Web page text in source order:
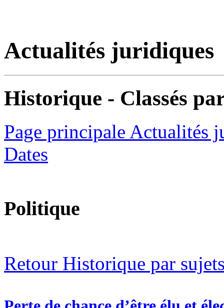
Actualités juridiques
Historique - Classés
Page principale Actualités
Dates
Politique
Retour Historique par